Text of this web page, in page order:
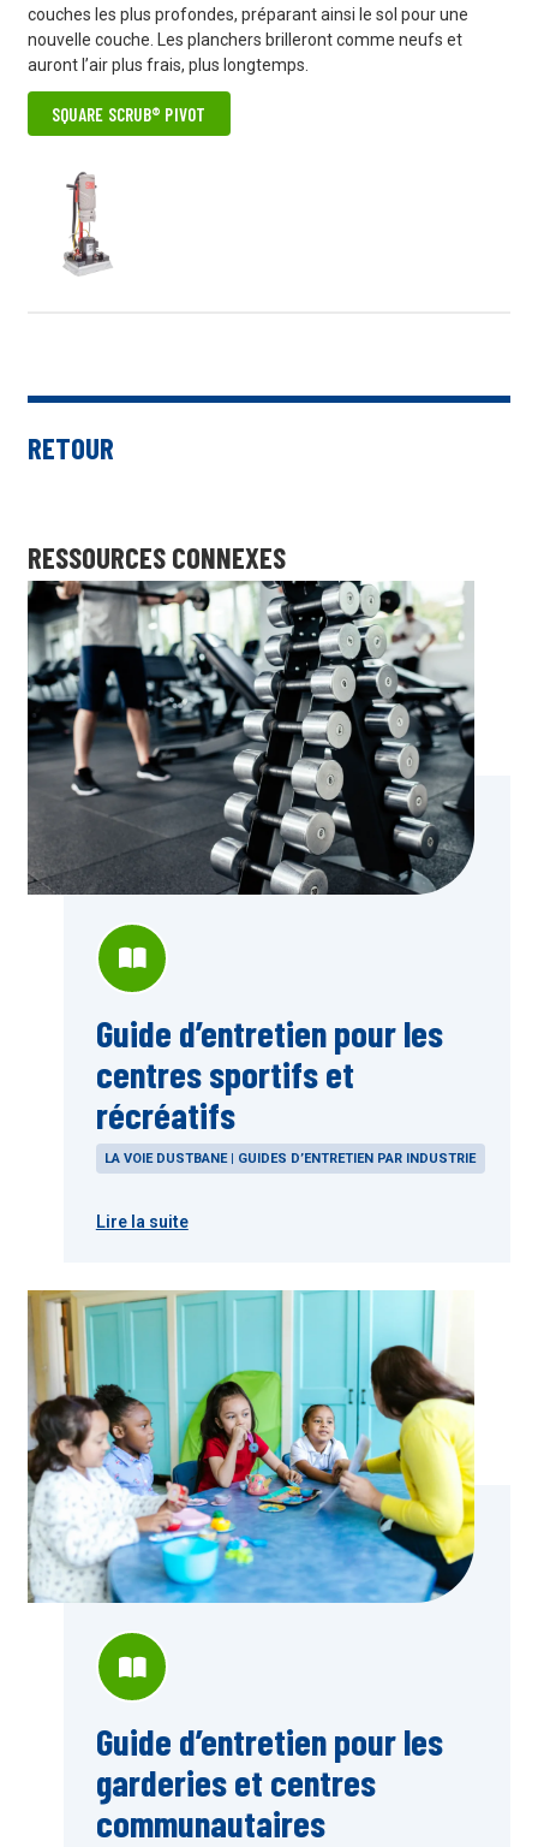
couches les plus profondes, préparant ainsi le sol pour une
nouvelle couche. Les planchers brilleront comme neufs et
auront l’air plus frais, plus longtemps.
SQUARE SCRUB® PIVOT
RETOUR
RESSOURCES CONNEXES
Guide d’entretien pour les
centres sportifs et
récréatifs
LA VOIE DUSTBANE | GUIDES D’ENTRETIEN PAR INDUSTRIE
Lire la suite
Guide d’entretien pour les
garderies et centres
communautaires